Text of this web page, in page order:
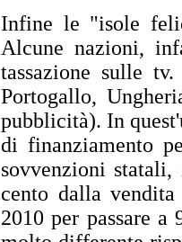
Infine le "isole
Alcune nazioni,
tassazione sulle
Portogallo,
pubblicità). In
di finanziamento
sovvenzioni
cento dalla
2010 per passare